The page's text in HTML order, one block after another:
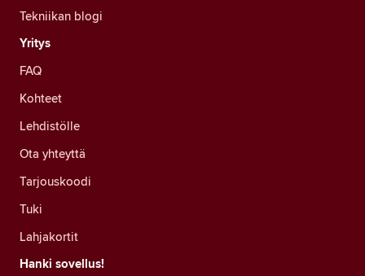
Tekniikan blogi
Yritys
FAQ
Kohteet
Lehdistölle
Ota yhteyttä
Tarjouskoodi
Tuki
Lahjakortit
Hanki sovellus!